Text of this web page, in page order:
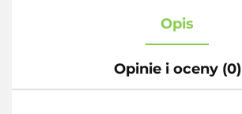
Opis
Opinie i oceny (0)